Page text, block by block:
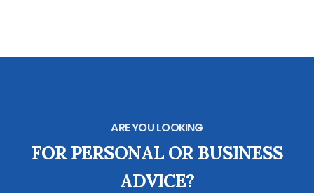
ARE YOU LOOKING
FOR PERSONAL OR BUSINESS
ADVICE?